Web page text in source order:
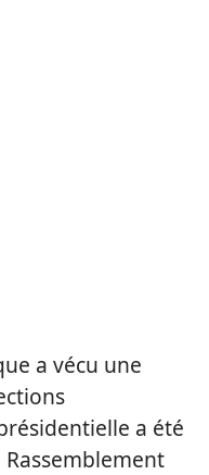
a vécu une
a été